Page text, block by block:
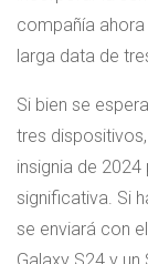
compañía
larga data de
Si bien se
tres
insignia de
significativa. Si
se enviará con